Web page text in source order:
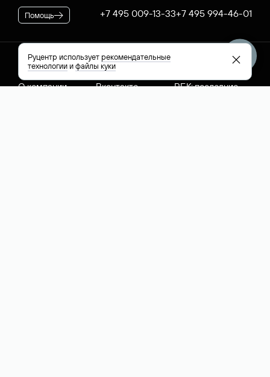
Помощь +7 495 009-13-33+7 495 994-46-01
Руцентр
О компании
Социальные сети
Вконтакте
РБК: последние
Руцентр используетрекомендательные
технологииифайлы куки